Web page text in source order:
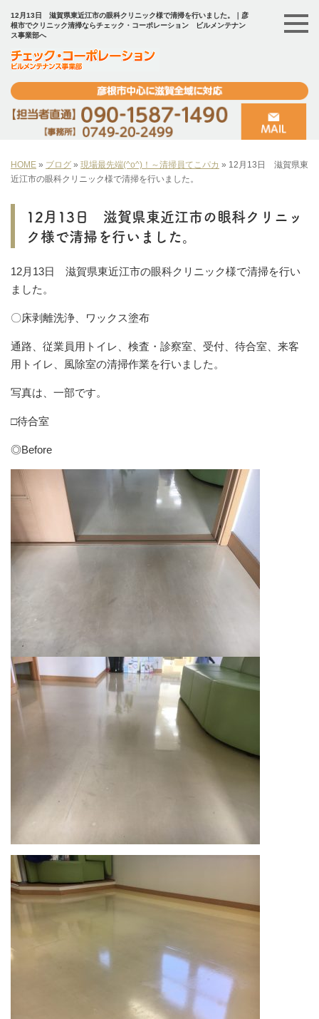
12月13日 滋賀県東近江市の眼科クリニック様で清掃を行いました。｜彦
根市でクリニック清掃ならチェック・コーポレーション ビルメンテナン
ス事業部へ
HOME » ブログ » 現場最先端(^o^)！～清掃員てこパカ » 12月13日 滋賀県東
近江市の眼科クリニック様で清掃を行いました。
12月13日 滋賀県東近江市の眼科クリニッ
ク様で清掃を行いました。
12月13日 滋賀県東近江市の眼科クリニック様で清掃を行い
ました。
〇床剥離洗浄、ワックス塗布
通路、従業員用トイレ、検査・診察室、受付、待合室、来客
用トイレ、風除室の清掃作業を行いました。
写真は、一部です。
□待合室
◎Before